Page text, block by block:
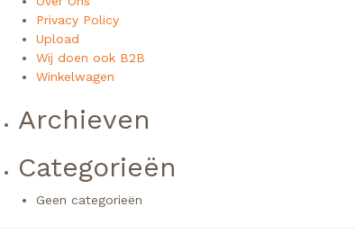
Privacy Policy
Upload
Wij doen ook B2B
Winkelwagen
Archieven
Categorieën
Geen categorieën